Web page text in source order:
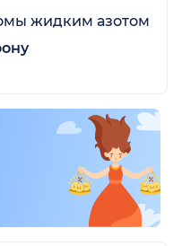
жидким азотом